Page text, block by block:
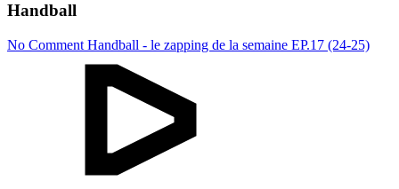
Handball
No Comment Handball - le zapping de la semaine EP.17 (24-25)